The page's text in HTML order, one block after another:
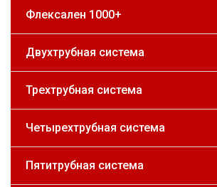
Флексален 1000+
Двухтрубная система
Трехтрубная система
Четырехтрубная система
Пятитрубная система